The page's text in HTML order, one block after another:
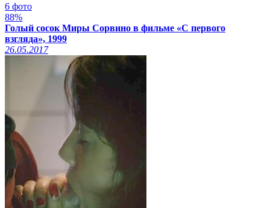
6 фото
88%
Голый сосок Миры Сорвино в фильме «С первого
взгляда», 1999
26.05.2017